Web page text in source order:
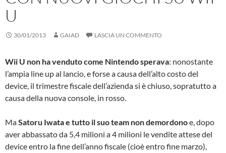
U
30/01/2013 GAIAD LASCIA UN COMMENTO
Wii U non ha venduto come Nintendo sperava: nonostante
l’ampia line up al lancio, e forse a causa dell’alto costo del
device, il trimestre fiscale dell’azienda si è chiuso, sopratutto a
causa della nuova console, in rosso.
MaSatoru Iwata e tutto il suo team non demordonoe, dopo
aver abbassato da 5,4 milioni a 4 milioni le vendite attese del
device entro la fine dell’anno fiscale (cioè entro fine marzo),